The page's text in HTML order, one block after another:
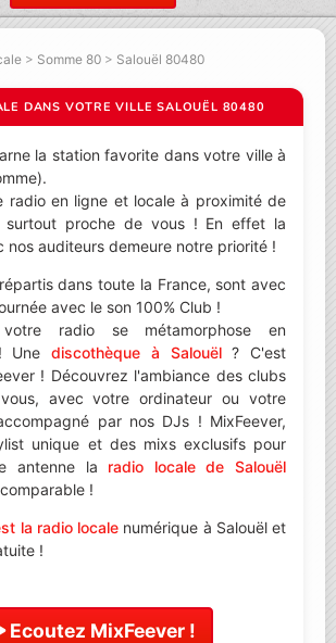
> Somme 80 > Salouël 80480
DANS VOTRE VILLE SALOUËL 80480
la station favorite dans votre ville à
radio en ligne et locale à proximité de
proche de vous ! En effet la
nos auditeurs demeure notre priorité !
dans toute la France, sont avec
avec le son 100% Club !
radio se métamorphose en
! Unediscothèque à Salouël? C'est
! Découvrez l'ambiance des clubs
avec votre ordinateur ou votre
par nos DJs ! MixFeever,
unique et des mixs exclusifs pour
antenne la radio locale de Salouël
!
la radio locale numérique à Salouël et
!
Ecoutez MixFeever !